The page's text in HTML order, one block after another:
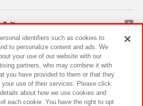
ぶ
ペーン
サステナビリティ サイトポリシー
identifiers such as cookies to
to personalize content and ads. We
your use of our website with our
partners, who may combine it with
you have provided to them or that they
your use of their services. Please click
about how we use cookies and
each cookie. You have the right to opt